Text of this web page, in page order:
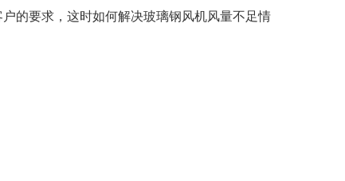
的要求，这时如何解决玻璃钢风机风量不足情